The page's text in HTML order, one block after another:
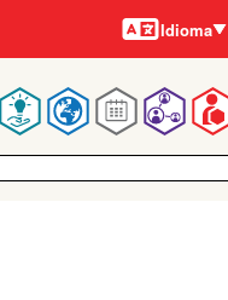
Idiomas
Idioma